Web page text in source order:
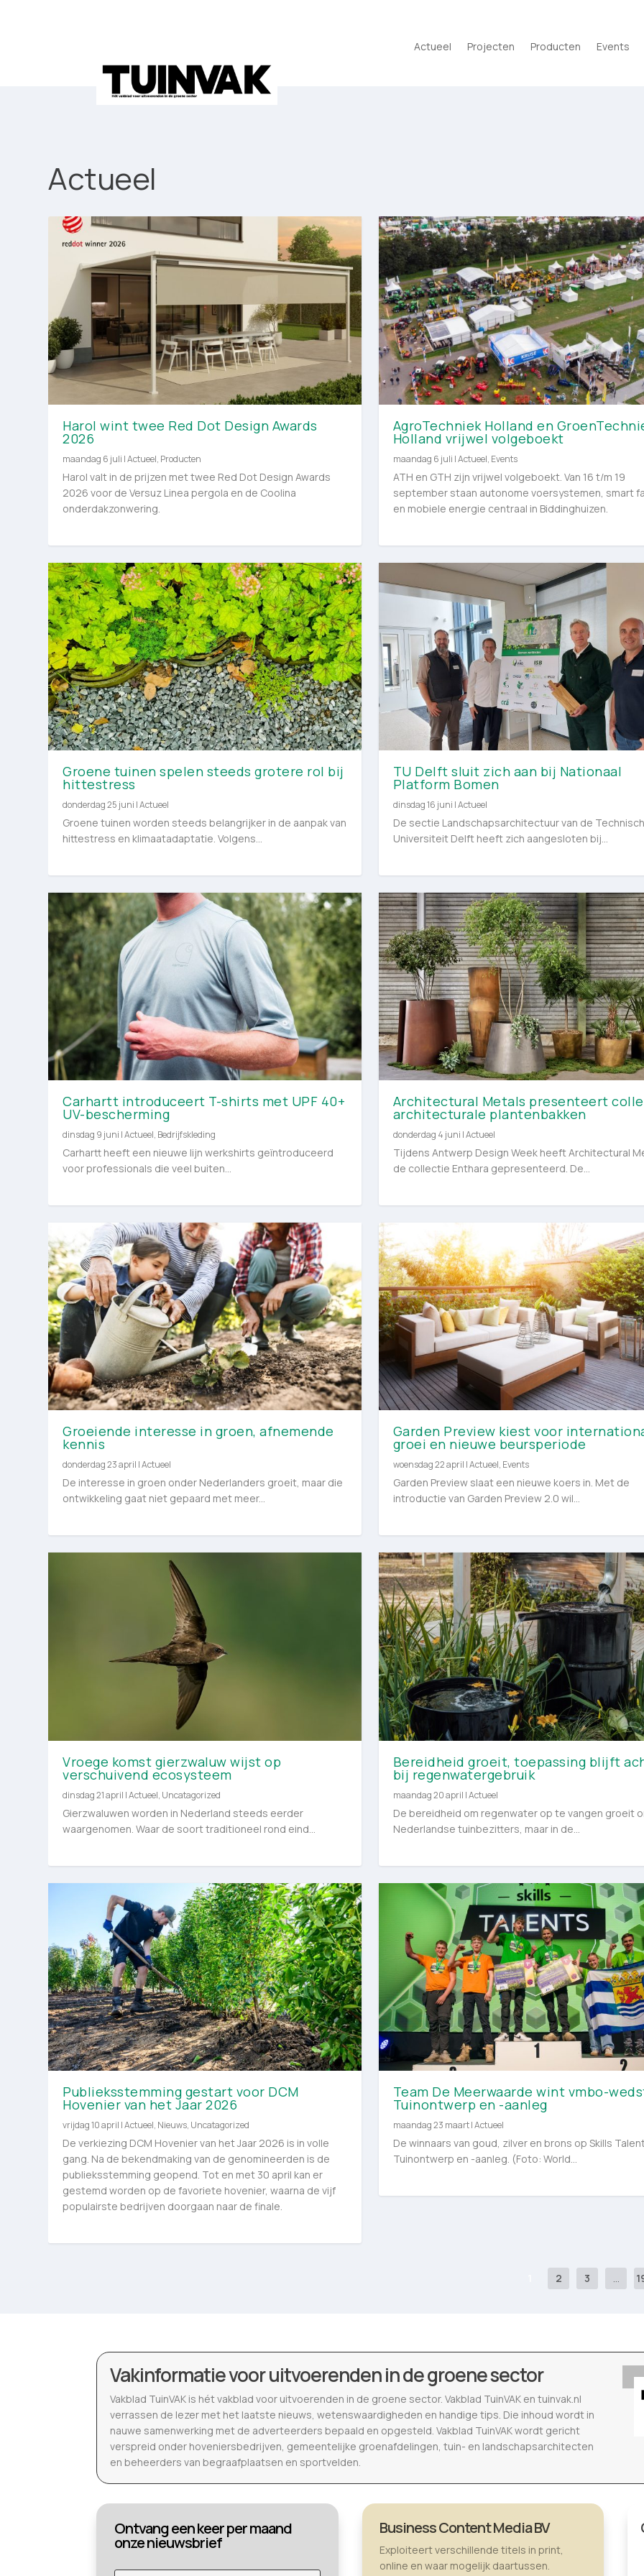
Actueel Projecten Producten Events
Actueel
Harol wint twee Red Dot Design Awards
2026
maandag 6 juli |Actueel, Producten
Harol valt in de prijzen met twee Red Dot Design Awards
2026 voor de Versuz Linea pergola en de Coolina
onderdakzonwering.
Groene tuinen spelen steeds grotere rol bij
hittestress
donderdag 25 juni |Actueel
Groene tuinen worden steeds belangrijker in de aanpak van
hittestress en klimaatadaptatie. Volgens...
Carhartt introduceert T-shirts met UPF 40+
UV-bescherming
dinsdag 9 juni |Actueel, Bedrijfskleding
Carhartt heeft een nieuwe lijn werkshirts geïntroduceerd
voor professionals die veel buiten...
Groeiende interesse in groen, afnemende
kennis
donderdag 23 april |Actueel
De interesse in groen onder Nederlanders groeit, maar die
ontwikkeling gaat niet gepaard met meer...
Vroege komst gierzwaluw wijst op
verschuivend ecosysteem
dinsdag 21 april |Actueel, Uncatagorized
Gierzwaluwen worden in Nederland steeds eerder
waargenomen. Waar de soort traditioneel rond eind...
Publieksstemming gestart voor DCM
Hovenier van het Jaar 2026
vrijdag 10 april |Actueel, Nieuws, Uncatagorized
De verkiezing DCM Hovenier van het Jaar 2026 is in volle
gang. Na de bekendmaking van de genomineerden is de
publieksstemming geopend. Tot en met 30 april kan er
gestemd worden op de favoriete hovenier, waarna de vijf
populairste bedrijven doorgaan naar de finale.
AgroTechniek Holland en
Holland vrijwel volgeboekt
maandag 6 juli |Actueel, Events
ATH en GTH zijn vrijwel volgeboekt. Van 16 t/m 19
september staan autonome voersystemen, smart
en mobiele energie centraal in Biddinghuizen.
TU Delft sluit zich aan bij Nationaal
Platform Bomen
dinsdag 16 juni |Actueel
De sectie Landschapsarchitectuur van de
Universiteit Delft heeft zich aangesloten bij...
Architectural Metals presenteert
architecturale plantenbakken
donderdag 4 juni |Actueel
Tijdens Antwerp Design Week heeft Architectural
de collectie Enthara gepresenteerd. De...
Garden Preview kiest voor
groei en nieuwe beursperiode
woensdag 22 april |Actueel, Events
Garden Preview slaat een nieuwe koers in. Met de
introductie van Garden Preview 2.0 wil...
Bereidheid groeit, toepassing blijft
bij regenwatergebruik
maandag 20 april |Actueel
De bereidheid om regenwater op te vangen groeit
Nederlandse tuinbezitters, maar in de...
Team De Meerwaarde wint vmbo-
Tuinontwerp en -aanleg
maandag 23 maart|Actueel
De winnaars van goud, zilver en brons op Skills
Tuinontwerp en -aanleg. (Foto: World...
2 3
Vakinformatie voor uitvoerenden in de groene sector
Vakblad TuinVAK is hét vakblad voor uitvoerenden in de groene sector. Vakblad TuinVAK en tuinvak.nl
verrassen de lezer met het laatste nieuws, wetenswaardigheden en handige tips. Die inhoud wordt in
nauwe samenwerking met de adverteerders bepaald en opgesteld. Vakblad TuinVAK wordt gericht
verspreid onder hoveniersbedrijven, gemeentelijke groenafdelingen, tuin- en landschapsarchitecten
en beheerders van begraafplaatsen en sportvelden.
Ontvang een keer per maand
onze nieuwsbrief
Business Content Media BV
Exploiteert verschillende titels in print,
online en waar mogelijk daartussen.